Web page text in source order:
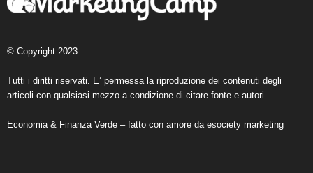
© Copyright 2023
Tutti i diritti riservati. E’ permessa la riproduzione dei contenuti degli
articoli con qualsiasi mezzo a condizione di citare fonte e autori.
Economia & Finanza Verde – fatto con amore da esociety marketing